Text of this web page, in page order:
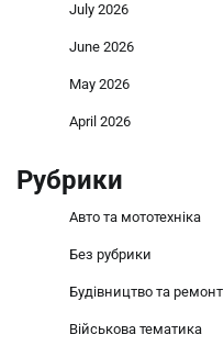
July 2026
June 2026
May 2026
April 2026
Рубрики
Авто та мототехніка
Без рубрики
Будівництво та ремонт
Військова тематика